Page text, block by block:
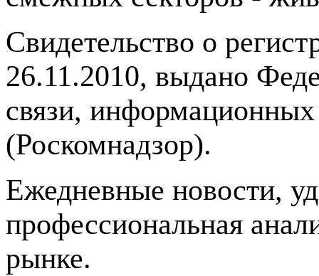
Свидетельство о
26.11.2010, выдано
связи,
(Роскомнадзор).
Ежедневные новости,
профессиональная
рынке.